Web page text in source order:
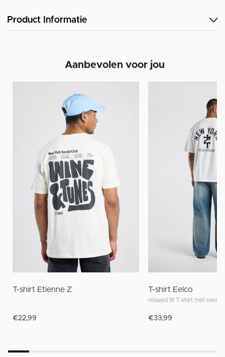
Product Informatie
Aanbevolen voor jou
T-shirt Etienne Z
€22,99
T-shirt Eelco
relaxed fit T-shirt met ronde
€33,99